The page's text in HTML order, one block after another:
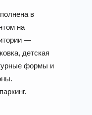
в
на
—
детская
формы и